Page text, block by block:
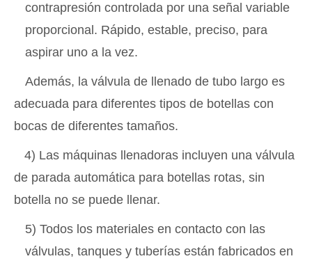
contrapresión controlada por una señal variable
proporcional. Rápido, estable, preciso, para
aspirar uno a la vez.
Además, la válvula de llenado de tubo largo es
adecuada para diferentes tipos de botellas con
bocas de diferentes tamaños.
4) Las máquinas llenadoras incluyen una válvula
de parada automática para botellas rotas, sin
botella no se puede llenar.
5) Todos los materiales en contacto con las
válvulas, tanques y tuberías están fabricados en